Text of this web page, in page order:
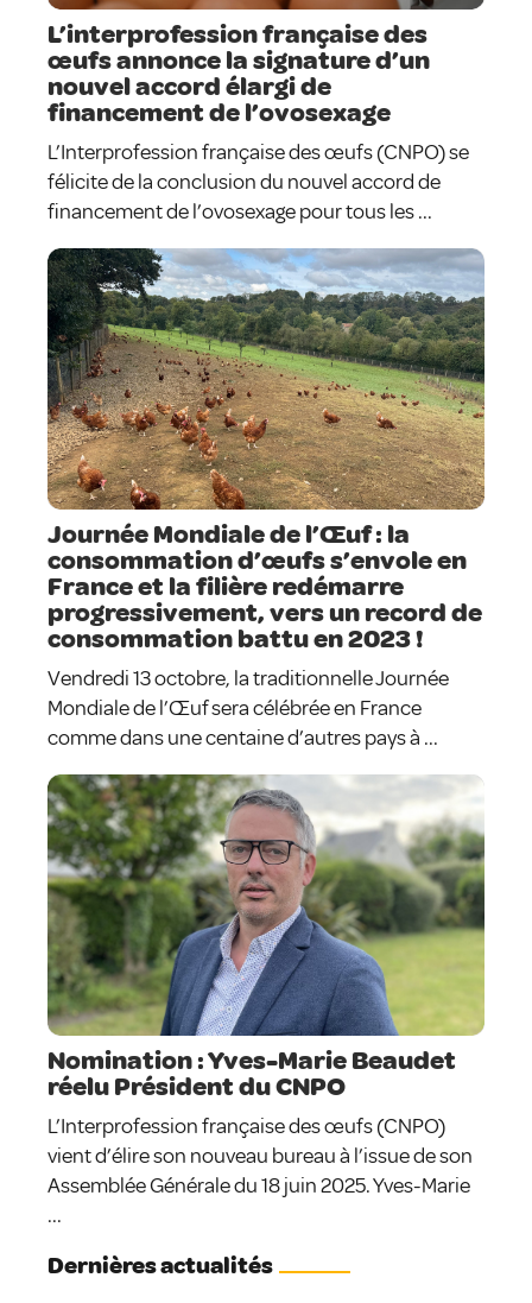
L’interprofession française des
œufs annonce la signature d’un
nouvel accord élargi de
financement de l’ovosexage
L’Interprofession française des œufs (CNPO) se
félicite de la conclusion du nouvel accord de
financement de l’ovosexage pour tous les ...
Journée Mondiale de l’Œuf : la
consommation d’œufs s’envole en
France et la filière redémarre
progressivement, vers un record de
consommation battu en 2023 !
Vendredi 13 octobre, la traditionnelle Journée
Mondiale de l’Œuf sera célébrée en France
comme dans une centaine d’autres pays à ...
Nomination : Yves-Marie Beaudet
réelu Président du CNPO
L’Interprofession française des œufs (CNPO)
vient d’élire son nouveau bureau à l’issue de son
Assemblée Générale du 18 juin 2025. Yves-Marie
...
Dernières actualités